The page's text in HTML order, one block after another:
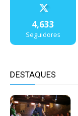
4,633
Seguidores
DESTAQUES